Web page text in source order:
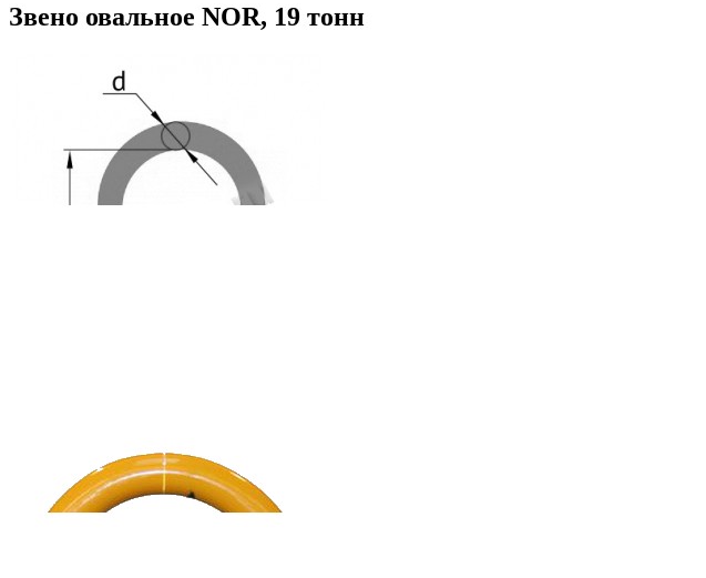
Звено овальное NOR, 19 тонн